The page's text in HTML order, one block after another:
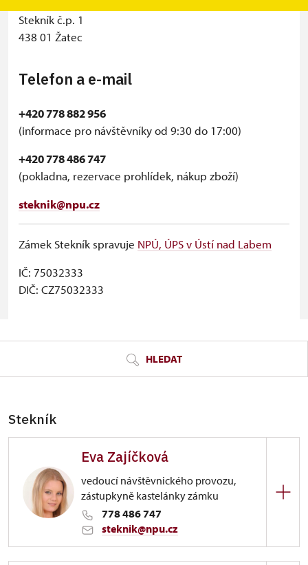
Stekník č.p. 1
438 01 Žatec
Telefon a e-mail
+420 778 882 956
(informace pro návštěvníky od 9:30 do 17:00)
+420 778 486 747
(pokladna, rezervace prohlídek, nákup zboží)
steknik@npu.cz
Zámek Stekník spravuje NPÚ, ÚPS v Ústí nad Labem
IČ: 75032333
DIČ: CZ75032333
HLEDAT
Stekník
Eva Zajíčková
vedoucí návštěvnického provozu,
zástupkyně kastelánky zámku
778 486 747
steknik@npu.cz